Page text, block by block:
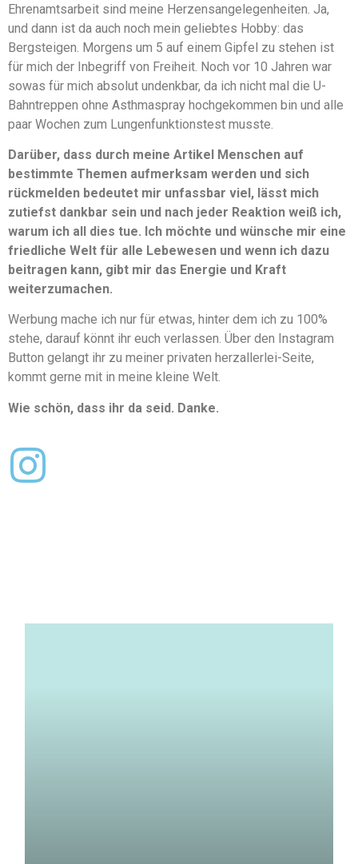
Ehrenamtsarbeit sind meine Herzensangelegenheiten. Ja,
und dann ist da auch noch mein geliebtes Hobby: das
Bergsteigen. Morgens um 5 auf einem Gipfel zu stehen ist
für mich der Inbegriff von Freiheit. Noch vor 10 Jahren war
sowas für mich absolut undenkbar, da ich nicht mal die U-
Bahntreppen ohne Asthmaspray hochgekommen bin und alle
paar Wochen zum Lungenfunktionstest musste.
Darüber, dass durch meine Artikel Menschen auf
bestimmte Themen aufmerksam werden und sich
rückmelden bedeutet mir unfassbar viel, lässt mich
zutiefst dankbar sein und nach jeder Reaktion weiß ich,
warum ich all dies tue. Ich möchte und wünsche mir eine
friedliche Welt für alle Lebewesen und wenn ich dazu
beitragen kann, gibt mir das Energie und Kraft
weiterzumachen.
Werbung mache ich nur für etwas, hinter dem ich zu 100%
stehe, darauf könnt ihr euch verlassen. Über den Instagram
Button gelangt ihr zu meiner privaten herzallerlei-Seite,
kommt gerne mit in meine kleine Welt.
Wie schön, dass ihr da seid. Danke.